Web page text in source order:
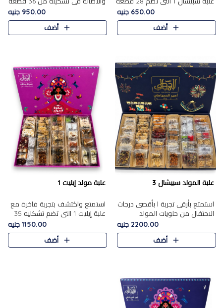
من تشكيلة مختارة بعناية من أفخر
حلويات المولد المصرية الأصلية
الشرقية. تحتوي ال..
650.00 جنيه
أضف
تضم أشهر حلويات المولد الشرقية.
تحتوي العلبة على الجزرية بالفول،
والجزرية بالبن..
950.00 جنيه
أضف
علبة المولد سبيشال 3
استمتع بأرقى تجربة ا بأقصى درجات
الاحتفال من حلويات المولد
المصريه الأصيلة مع هذه الفخامة
مع علبة سبيشال 3 التي تضم 56
قطعة من تشكيلة استثن..
2200.00 جنيه
أضف
علبة مولد إيليت 1
استمتع واكتشف بتجربة فاخرة مع
علبة إيليت 1 التي تضم تشكليه 35
قطعة من أرقى حلويات المولد
المصري الأصيلة ,معروضة بشكل
جميل في علبة أنيقة ، في..
1150.00 جنيه
أضف